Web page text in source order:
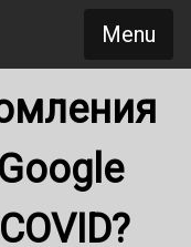
Menu